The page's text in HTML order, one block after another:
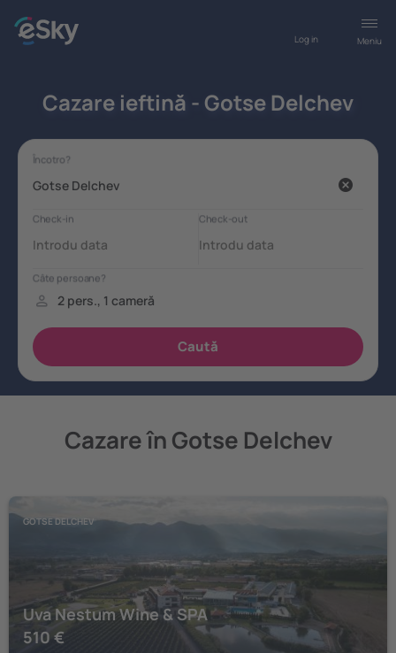
Meniu
Log in
Cazare ieftină - Gotse Delchev
Cazare în Gotse Delchev
GOTSE DELCHEV
Uva Nestum Wine & SPA
510 €